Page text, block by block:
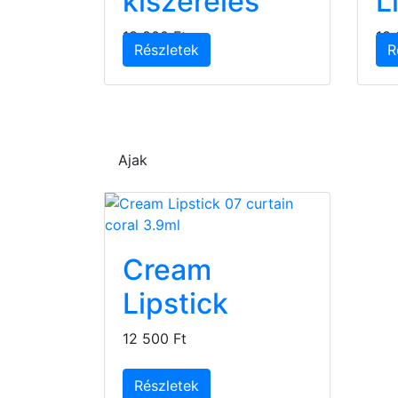
13 800 Ft
Részletek
13
Ajak
Cream
Lipstick
12 500 Ft
Részletek